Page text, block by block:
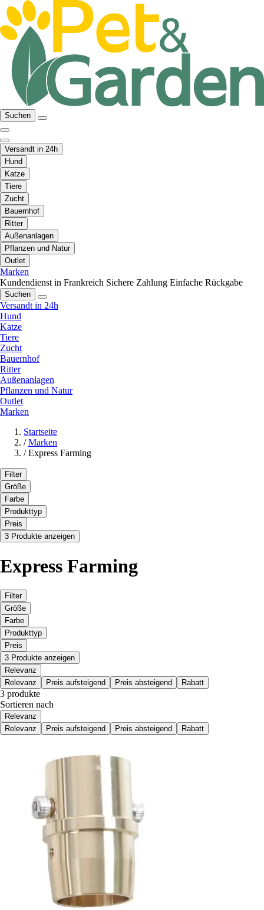
Suchen
Versandt in 24h
Hund
Katze
Tiere
Zucht
Bauernhof
Ritter
Außenanlagen
Pflanzen und Natur
Outlet
Marken
Kundendienst in Frankreich Sichere Zahlung Einfache Rückgabe
Suchen
Versandt in 24h
Hund
Katze
Tiere
Zucht
Bauernhof
Ritter
Außenanlagen
Pflanzen und Natur
Outlet
Marken
Startseite
/ Marken
/ Express Farming
Filter
Größe
Farbe
Produkttyp
Preis
3 Produkte anzeigen
Express Farming
Filter
Größe
Farbe
Produkttyp
Preis
3 Produkte anzeigen
Relevanz
Relevanz
Preis aufsteigend Preis absteigend Rabatt
3 produkte
Sortieren nach
Relevanz
Relevanz
Preis aufsteigend Preis absteigend Rabatt